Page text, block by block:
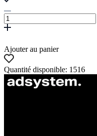
Ajouter au panier
Quantité disponible: 1516